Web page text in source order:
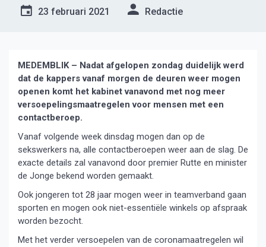
23 februari 2021 Redactie
MEDEMBLIK – Nadat afgelopen zondag duidelijk werd
dat de kappers vanaf morgen de deuren weer mogen
openen komt het kabinet vanavond met nog meer
versoepelingsmaatregelen voor mensen met een
contactberoep.
Vanaf volgende week dinsdag mogen dan op de
sekswerkers na, alle contactberoepen weer aan de slag. De
exacte details zal vanavond door premier Rutte en minister
de Jonge bekend worden gemaakt.
Ook jongeren tot 28 jaar mogen weer in teamverband gaan
sporten en mogen ook niet-essentiële winkels op afspraak
worden bezocht.
Met het verder versoepelen van de coronamaatregelen wil